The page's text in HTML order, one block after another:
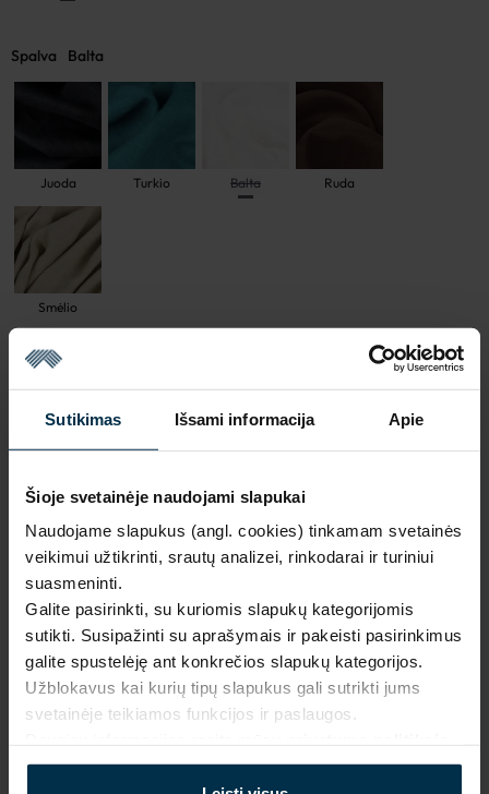
Sutikimas Išsami informacija Apie
Šioje svetainėje naudojami slapukai
Naudojame slapukus (angl. cookies) tinkamam svetainės
veikimui užtikrinti, srautų analizei, rinkodarai ir turiniui
suasmeninti.
Galite pasirinkti, su kuriomis slapukų kategorijomis
sutikti. Susipažinti su aprašymais ir pakeisti pasirinkimus
galite spustelėję ant konkrečios slapukų kategorijos.
Užblokavus kai kurių tipų slapukus gali sutrikti jums
svetainėje teikiamos funkcijos ir paslaugos.
Spalva Balta
Juoda Turkio Balta Ruda
Smėlio
Išparduota
NAUDINGA ŽINOTI
Išparduota
Garantija - 2 metai Žiūrėti garantiją
Grąžinimas - 14 dienų
Žiūrėti grąžinimo politiką